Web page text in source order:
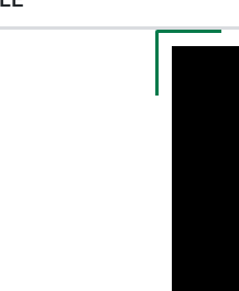
des